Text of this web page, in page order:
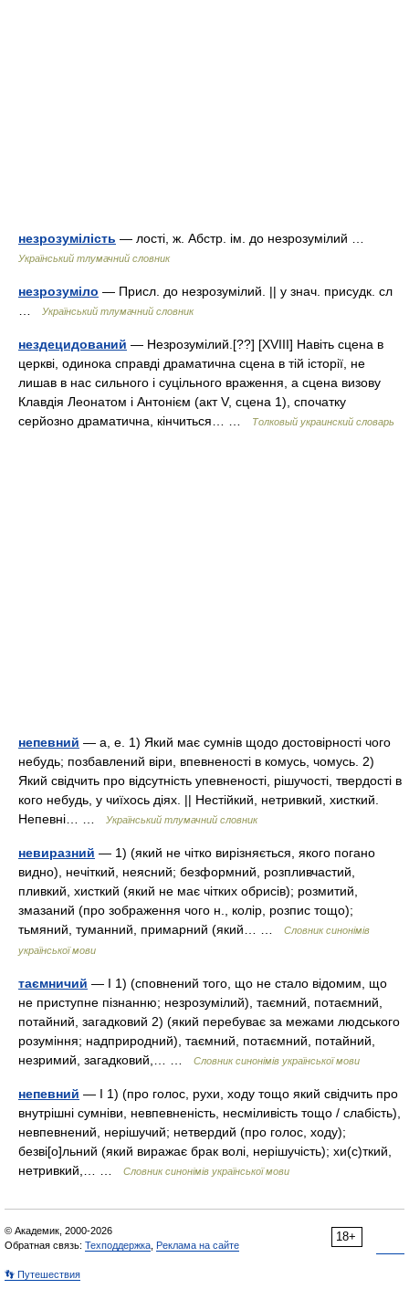
незрозумілість — лості, ж. Абстр. ім. до незрозумілий …
Український тлумачний словник
незрозуміло — Присл. до незрозумілий. || у знач. присудк. сл
Український тлумачний словник
нездецидований — Незрозумілий.[??] [XVIII] Навіть сцена в
церкві, одинока справді драматична сцена в тій історії, не
лишав в нас сильного і суцільного враження, а сцена визову
Клавдія Леонатом і Антонієм (акт V, сцена 1), спочатку
серйозно драматична, кінчиться… …
Толковый украинский словарь
непевний — а, е. 1) Який має сумнів щодо достовірності чого
небудь; позбавлений віри, впевненості в комусь, чомусь. 2)
Який свідчить про відсутність упевненості, рішучості, твердості в
кого небудь, у чиїхось діях. || Нестійкий, нетривкий, хисткий.
Непевні… …
Український тлумачний словник
невиразний — 1) (який не чітко вирізняється, якого погано
видно), нечіткий, неясний; безформний, розпливчастий,
пливкий, хисткий (який не має чітких обрисів); розмитий,
змазаний (про зображення чого н., колір, розпис тощо);
тьмяний, туманний, примарний (який… …
Словник синонімів
української мови
таємничий — I 1) (сповнений того, що не стало відомим, що
не приступне пізнанню; незрозумілий), таємний, потаємний,
потайний, загадковий 2) (який перебуває за межами людського
розуміння; надприродний), таємний, потаємний, потайний,
незримий, загадковий,… …
Словник синонімів української мови
непевний — I 1) (про голос, рухи, ходу тощо який свідчить про
внутрішні сумніви, невпевненість, несміливість тощо / слабість),
невпевнений, нерішучий; нетвердий (про голос, ходу);
безві[о]льний (який виражає брак волі, нерішучість); хи(с)ткий,
нетривкий,… …
Словник синонімів української мови
18+
© Академик, 2000-2026
Обратная связь: Техподдержка Реклама на сайте
👣 Путешествия